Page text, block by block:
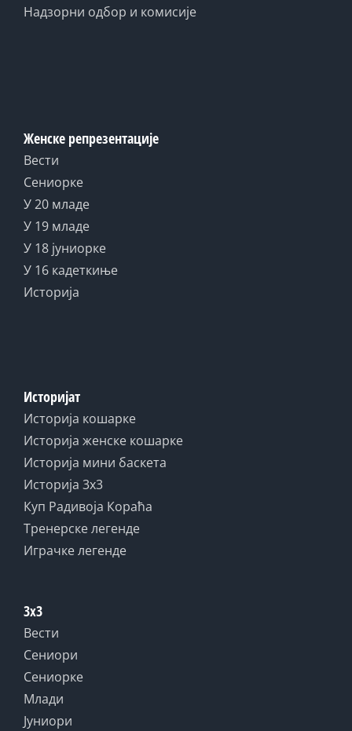
Надзорни одбор и комисије
Женске репрезентације
Вести
Сениорке
У 20 младе
У 19 младе
У 18 јуниорке
У 16 кадеткиње
Историја
Историјат
Историја кошарке
Историја женске кошарке
Историја мини баскета
Историја 3x3
Куп Радивоја Кораћа
Тренерске легенде
Играчке легенде
3x3
Вести
Сениори
Сениорке
Млади
Јуниори